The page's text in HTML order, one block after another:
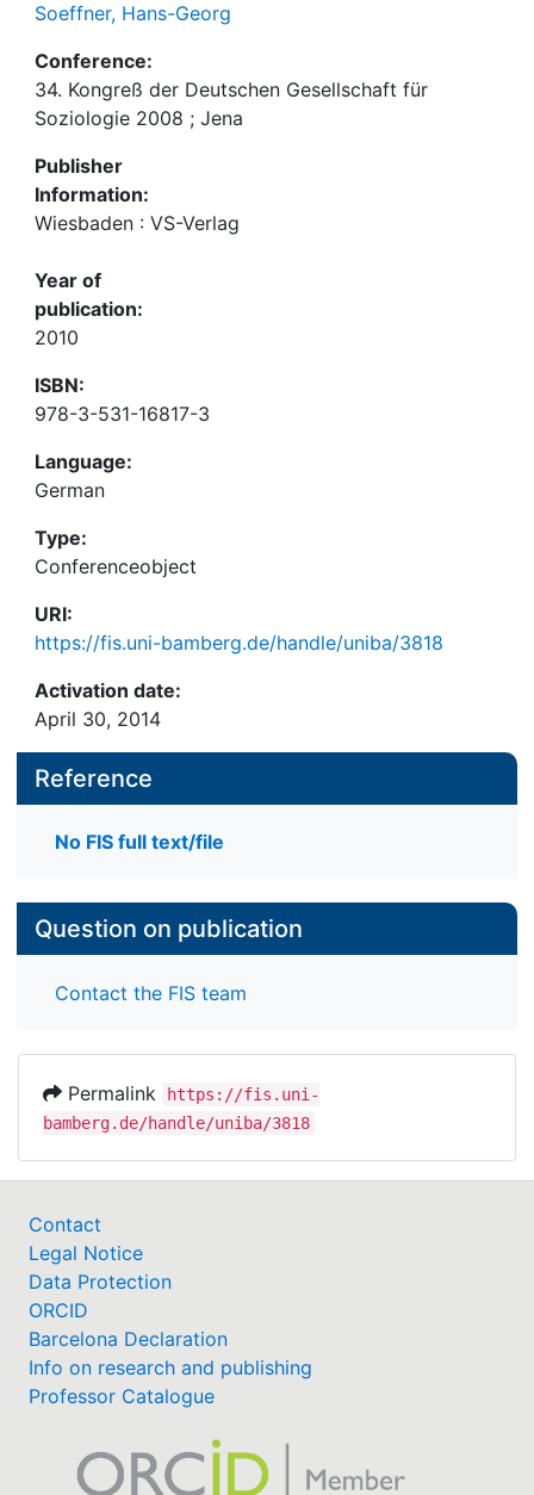
Soeffner, Hans-Georg
Conference:
34. Kongreß der Deutschen Gesellschaft für
Soziologie 2008 ; Jena
Publisher
Information:
Wiesbaden : VS-Verlag
Year of
publication:
2010
ISBN:
978-3-531-16817-3
Language:
German
Type:
Conferenceobject
URI:
https://fis.uni-bamberg.de/handle/uniba/3818
Activation date:
April 30, 2014
Reference
No FIS full text/file
Question on publication
Contact the FIS team
Permalink
https://fis.uni-
bamberg.de/handle/uniba/3818
Contact
Legal Notice
Data Protection
ORCID
Barcelona Declaration
Info on research and publishing
Professor Catalogue